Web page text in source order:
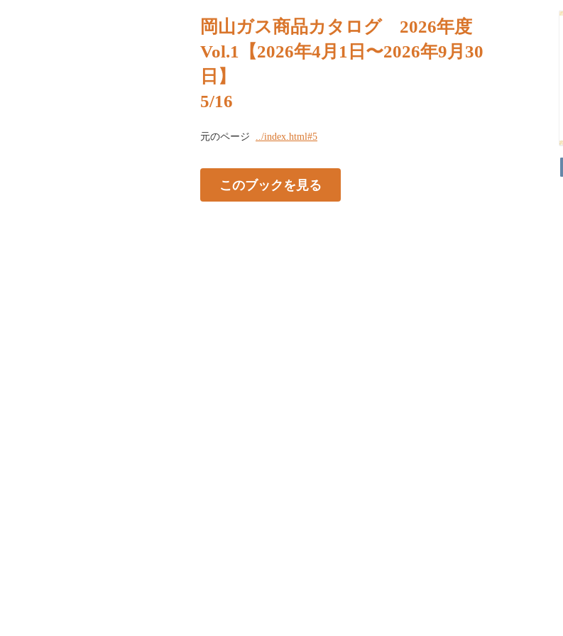
岡山ガス商品カタログ 2026年度
Vol.1【2026年4月1日〜2026年9月30
日】
5/16
元のページ ../index.html#5
このブックを見る